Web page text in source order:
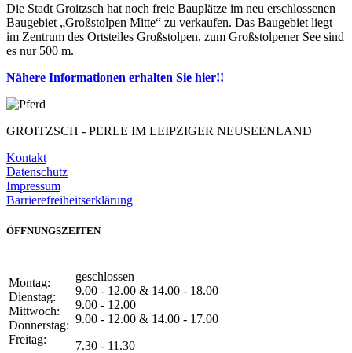
Die Stadt Groitzsch hat noch freie Bauplätze im neu erschlossenen
Baugebiet „Großstolpen Mitte“ zu verkaufen. Das Baugebiet liegt
im Zentrum des Ortsteiles Großstolpen, zum Großstolpener See sind
es nur 500 m.
Nähere Informationen erhalten Sie hier!!
GROITZSCH - PERLE IM LEIPZIGER NEUSEENLAND
Kontakt
Datenschutz
Impressum
Barrierefreiheitserklärung
ÖFFNUNGSZEITEN
Montag:
Dienstag:
Mittwoch:
Donnerstag:
Freitag:
geschlossen
9.00 - 12.00 & 14.00 - 18.00
9.00 - 12.00
9.00 - 12.00 & 14.00 - 17.00
7.30 - 11.30